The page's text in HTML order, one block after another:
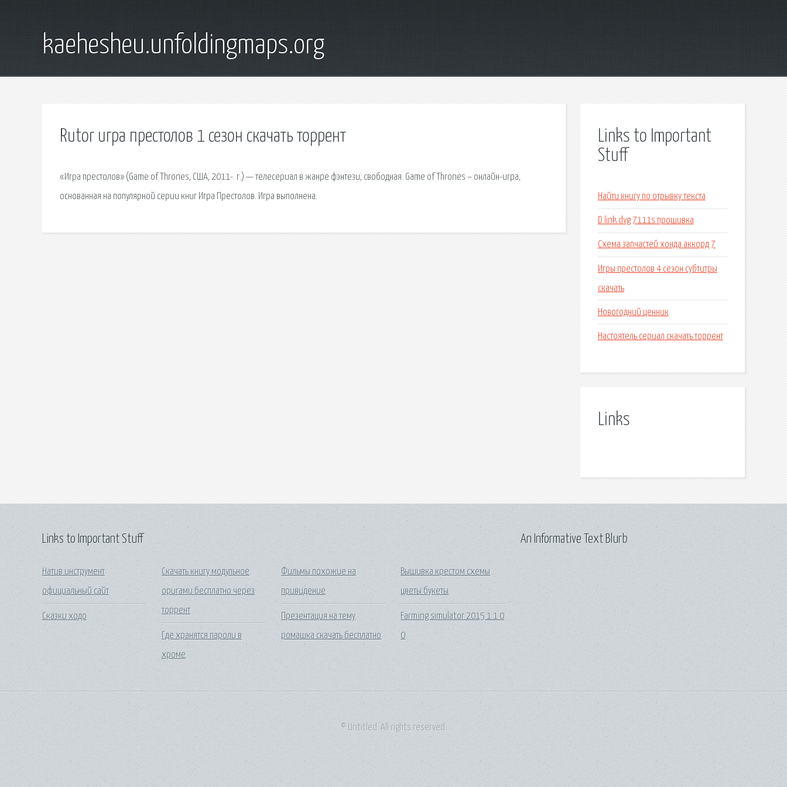
kaehesheu.unfoldingmaps.org
Rutor игра престолов 1 сезон скачать торрент
«Игра престолов» (Game of Thrones, США, 2011-. г.) — телесериал в жанре фэнтези, свободная. Game of Thrones – онлайн-игра,
основанная на популярной серии книг Игра Престолов. Игра выполнена.
Links to Important
Stuff
Найти книгу по отрывку текста
D link dvg 7111s прошивка
Схема запчастей хонда аккорд 7
Игры престолов 4 сезон субтитры
скачать
Новогодний ценник
Настоятель сериал скачать торрент
Links
Links to Important Stuff
Натив инструмент
официальный сайт
Сказки ходо
Скачать книгу модульное
оригами бесплатно через
торрент
Где хранятся пароли в
хроме
Фильмы похожие на
привидение
Презентация на тему
ромашка скачать бесплатно
Вышивка крестом схемы
цветы букеты
Farming simulator 2015 1 1 0
0
An Informative Text Blurb
© Untitled. All rights reserved.